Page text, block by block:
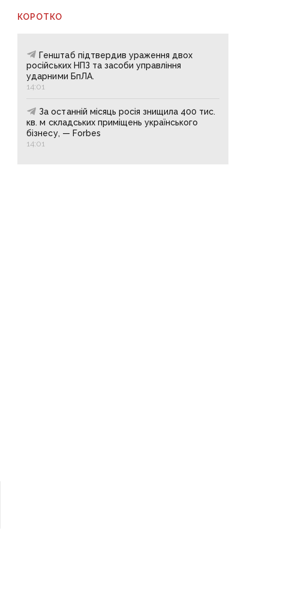
КОРОТКО
Генштаб підтвердив ураження двох
російських НПЗ та засоби управління
ударними БпЛА.
14:01
За останній місяць росія знищила 400 тис.
кв. м складських приміщень українського
бізнесу, — Forbes
14:01